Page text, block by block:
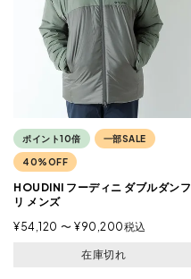
ポイント10倍 一部SALE
40%OFF
HOUDINI フーディニ ダブルダンフ
リ メンズ
¥54,120 〜 ¥90,200税込
在庫切れ